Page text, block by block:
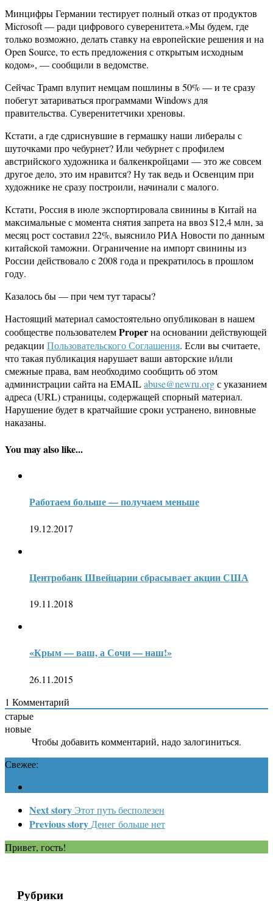
Минцифры Германии тестирует полный отказ от продуктов
Microsoft — ради цифрового суверенитета.»Мы будем, где
только возможно, делать ставку на европейские решения и на
Open Source, то есть предложения с открытым исходным
кодом», — сообщили в ведомстве.
Сейчас Трамп влупит немцам пошлины в 50% — и те сразу
побегут затариваться программами Windows для
правительства. Суверенитетчики хреновы.
Кстати, а где сдриснувшие в гермашку наши либералы с
шуточками про чебурнет? Или чебурнет с профилем
австрийского художника и балкенкройцами — это же совсем
другое дело, это им нравится? Ну так ведь и Освенцим при
художнике не сразу построили, начинали с малого.
Кстати, Россия в июле экспортировала свинины в Китай на
максимальные с момента снятия запрета на ввоз $12,4 млн, за
месяц рост составил 22%, выяснило РИА Новости по данным
китайской таможни. Ограничение на импорт свинины из
России действовало с 2008 года и прекратилось в прошлом
году.
Казалось бы — при чем тут тарасы?
Настоящий материал самостоятельно опубликован в нашем
сообществе пользователемProperна основании действующей
редакции Пользовательского Соглашения. Если вы считаете,
что такая публикация нарушает ваши авторские и/или
смежные права, вам необходимо сообщить об этом
администрации сайта на EMAILabuse@newru.orgс указанием
адреса (URL) страницы, содержащей спорный материал.
Нарушение будет в кратчайшие сроки устранено, виновные
наказаны.
You may also like...
Работаем больше — получаем меньше
19.12.2017
Центробанк Швейцарии сбрасывает акции США
19.11.2018
«Крым — ваш, а Сочи — наш!»
26.11.2015
1 Комментарий
старые
новые
Чтобы добавить комментарий, надо залогиниться.
Свежее:
Next story Этот путь бесполезен
Previous story Денег больше нет
Привет, гость!
Рубрики